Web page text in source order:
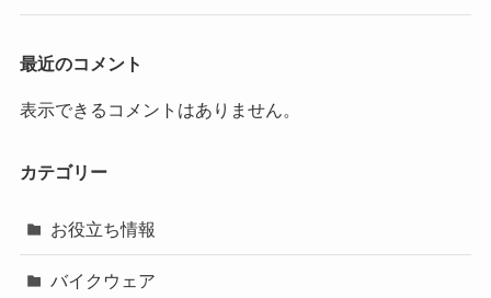
最近のコメント
表示できるコメントはありません。
カテゴリー
お役立ち情報
バイクウェア